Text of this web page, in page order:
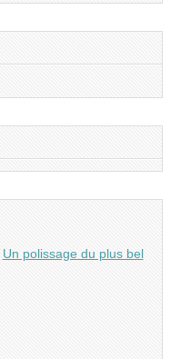
Un polissage du plus bel